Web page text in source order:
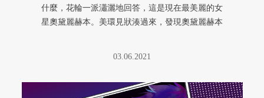
什麼，花輪一派瀟灑地回答，這是現在最美麗的女
星奧黛麗赫本。美環見狀湊過來，發現奧黛麗赫本
03.06.2021